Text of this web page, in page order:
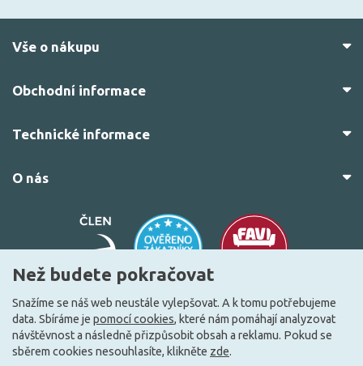
Vše o nákupu
Obchodní informace
Technické informace
O nás
© 2010–2026 Všechna práva vyhrazena. žárovky.cz
VytvořiloFEO.cz
Než budete pokračovat
Snažíme se náš web neustále vylepšovat. A k tomu potřebujeme
data. Sbíráme je pomocí cookies, které nám pomáhají analyzovat
návštěvnost a následně přizpůsobit obsah a reklamu. Pokud se
sběrem cookies nesouhlasíte, klikněte zde.